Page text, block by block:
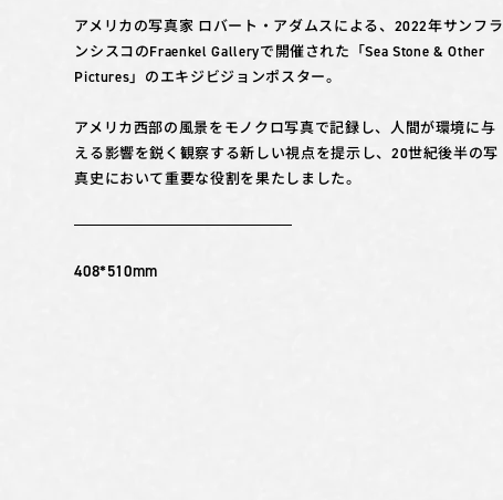
アメリカの写真家 ロバート・アダムスによる、2022年サンフラ
ンシスコのFraenkel Galleryで開催された「Sea Stone & Other
Pictures」のエキジビジョンポスター。
アメリカ西部の風景をモノクロ写真で記録し、人間が環境に与
える影響を鋭く観察する新しい視点を提示し、20世紀後半の写
真史において重要な役割を果たしました。
408*510mm